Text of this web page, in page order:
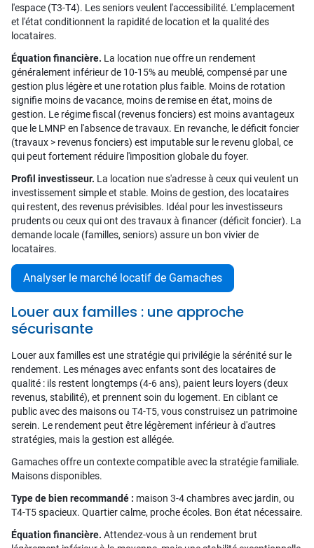
l'espace (T3-T4). Les seniors veulent l'accessibilité. L'emplacement
et l'état conditionnent la rapidité de location et la qualité des
locataires.
Équation financière. La location nue offre un rendement
généralement inférieur de 10-15% au meublé, compensé par une
gestion plus légère et une rotation plus faible. Moins de rotation
signifie moins de vacance, moins de remise en état, moins de
gestion. Le régime fiscal (revenus fonciers) est moins avantageux
que le LMNP en l'absence de travaux. En revanche, le déficit foncier
(travaux > revenus fonciers) est imputable sur le revenu global, ce
qui peut fortement réduire l'imposition globale du foyer.
Profil investisseur. La location nue s'adresse à ceux qui veulent un
investissement simple et stable. Moins de gestion, des locataires
qui restent, des revenus prévisibles. Idéal pour les investisseurs
prudents ou ceux qui ont des travaux à financer (déficit foncier). La
demande locale (familles, seniors) assure un bon vivier de
locataires.
Analyser le marché locatif de Gamaches
Louer aux familles : une approche
sécurisante
Louer aux familles est une stratégie qui privilégie la sérénité sur le
rendement. Les ménages avec enfants sont des locataires de
qualité : ils restent longtemps (4-6 ans), paient leurs loyers (deux
revenus, stabilité), et prennent soin du logement. En ciblant ce
public avec des maisons ou T4-T5, vous construisez un patrimoine
serein. Le rendement peut être légèrement inférieur à d'autres
stratégies, mais la gestion est allégée.
Gamaches offre un contexte compatible avec la stratégie familiale.
Maisons disponibles.
Type de bien recommandé : maison 3-4 chambres avec jardin, ou
T4-T5 spacieux. Quartier calme, proche écoles. Bon état nécessaire.
Équation financière. Attendez-vous à un rendement brut